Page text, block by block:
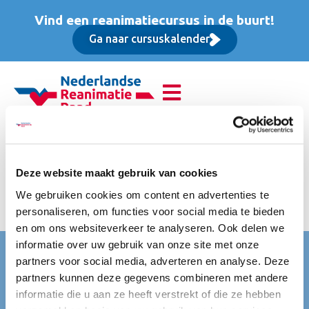
Deze website maakt gebruik van cookies
We gebruiken cookies om content en advertenties te
personaliseren, om functies voor social media te bieden
en om ons websiteverkeer te analyseren. Ook delen we
informatie over uw gebruik van onze site met onze
partners voor social media, adverteren en analyse. Deze
partners kunnen deze gegevens combineren met andere
informatie die u aan ze heeft verstrekt of die ze hebben
Vind een reanimatiecursus in de buurt!
Ga naar cursuskalender
Reanimatie van
volwassenen (BLS),
Opfriscursus
Nederlandse Reanimatie Raad (NRR)
Mercatorlaan 1200
3528 BL Utrecht